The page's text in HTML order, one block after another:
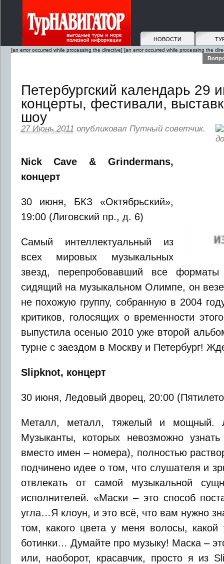
НОВОСТИ
[an error occurred while processing the directive]
Петербургский календарь
концерты, фестивали,
шоу
27 Июнь 2011 опубликовал Путный советчик.
Nick Cave & Grindermans,
концерт
30 июня, БКЗ «Октябрьский»,
19:00 (Лиговский пр., д. 6)
Самый интеллектуальный из
всех мировых музыкальных
звезд, перепробовавший все
сидящий на музыкальном Олимпе, он
не похожую группу, собранную в 2004
критиков, голосящих о временности
выпустила осенью 2010 уже второй
турне с заездом в Москву и Петербург!
Slipknot, концерт
30 июня, Ледовый дворец, 20:00
Металл, металл, тяжелый и мощный.
Музыканты, которых невозможно
вместо имен – номера), полностью
подчинено идее о том, что слушателя и
отвлекать от самой музыкальной
исполнителей. «Маски – это способ
угла…Я клоун, и это всё, что вам нужно
том, какого цвета у меня волосы, какой
ботинки… Думайте про музыку! Маска –
или, наоборот, красавчик, просто я из
[an error occurred while processing the